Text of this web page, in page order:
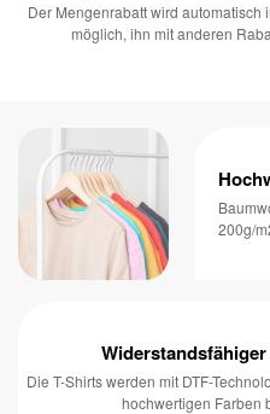
Der Mengenrabatt wird automatisch
möglich, ihn mit anderen
200g/
Die T-Shirts werden mit DTF-
hochwertigen Farben